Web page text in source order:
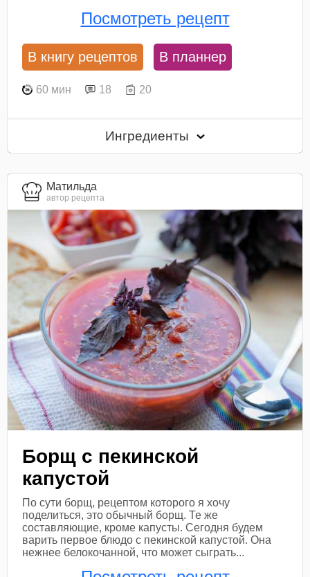
Посмотреть рецепт
В книгу рецептов В планнер
60 мин 18 20
Ингредиенты
Матильда
автор рецепта
Борщ с пекинской
капустой
По сути борщ, рецептом которого я хочу
поделиться, это обычный борщ. Те же
составляющие, кроме капусты. Сегодня будем
варить первое блюдо с пекинской капустой. Она
нежнее белокочанной, что может сыграть...